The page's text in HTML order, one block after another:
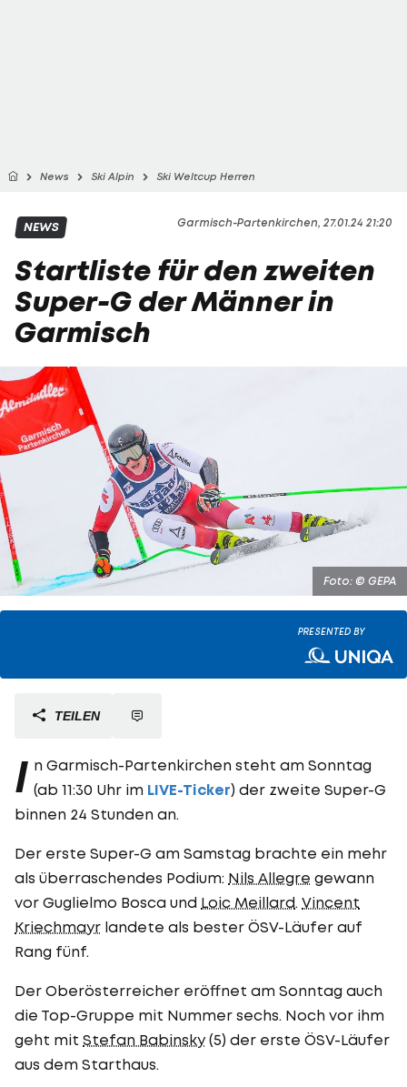
News Ski Alpin Ski Weltcup Herren
Garmisch-Partenkirchen, 27.01.24 21:20
NEWS
Startliste für den zweiten
Super-G der Männer in
Garmisch
Foto: © GEPA
PRESENTED BY
TEILEN
I n Garmisch-Partenkirchen steht am Sonntag
(ab 11:30 Uhr im LIVE-Ticker) der zweite Super-G
binnen 24 Stunden an.
Der erste Super-G am Samstag brachte ein mehr
als überraschendes Podium: Nils Allegre gewann
vor Guglielmo Bosca und Loic Meillard. Vincent
Kriechmayr landete als bester ÖSV-Läufer auf
Rang fünf.
Der Oberösterreicher eröffnet am Sonntag auch
die Top-Gruppe mit Nummer sechs. Noch vor ihm
geht mit Stefan Babinsky(5) der erste ÖSV-Läufer
aus dem Starthaus.